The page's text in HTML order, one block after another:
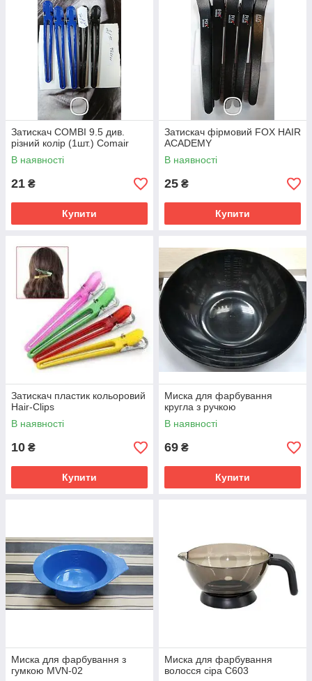
Затискач COMBI 9.5 див.
різний колір (1шт.) Comair
В наявності
21 ₴
Купити
Затискач фірмовий FOX HAIR
ACADEMY
В наявності
25 ₴
Купити
Затискач пластик кольоровий
Hair-Clips
В наявності
10 ₴
Купити
Миска для фарбування
кругла з ручкою
В наявності
69 ₴
Купити
Миска для фарбування з
гумкою MVN-02
Миска для фарбування
волосся сіра С603